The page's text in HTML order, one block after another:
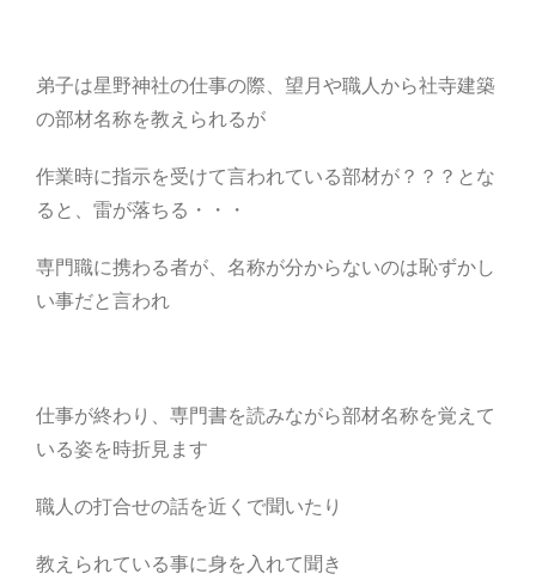
弟子は星野神社の仕事の際、望月や職人から社寺建築
の部材名称を教えられるが
作業時に指示を受けて言われている部材が？？？とな
ると、雷が落ちる・・・
専門職に携わる者が、名称が分からないのは恥ずかし
い事だと言われ
仕事が終わり、専門書を読みながら部材名称を覚えて
いる姿を時折見ます
職人の打合せの話を近くで聞いたり
教えられている事に身を入れて聞き